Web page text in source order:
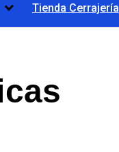
Tienda Cerrajería